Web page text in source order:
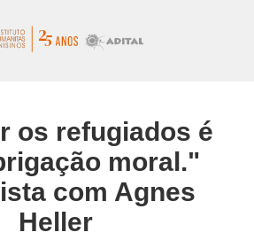
os refugiados é
moral."
com Agnes
Heller